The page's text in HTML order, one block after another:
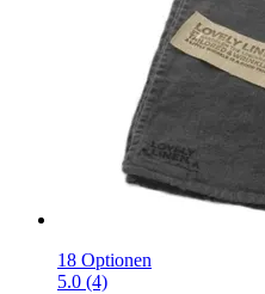
18 Optionen
5.0 (4)